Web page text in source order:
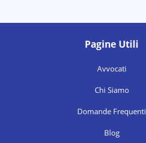
Pagine Utili
Avvocati
Chi Siamo
Domande Frequenti
Blog